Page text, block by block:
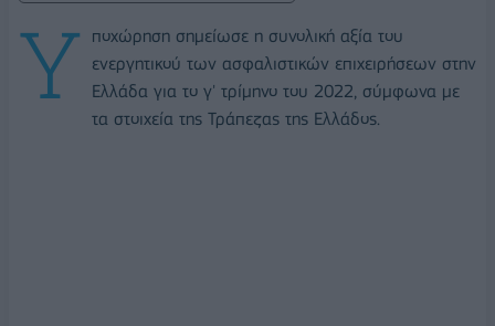
Υ
ποχώρηση σημείωσε η συνολική αξία του
ενεργητικού των ασφαλιστικών επιχειρήσεων στην
Ελλάδα για το γ' τρίμηνο του 2022, σύμφωνα με
τα στοιχεία της Τράπεζας της Ελλάδος.